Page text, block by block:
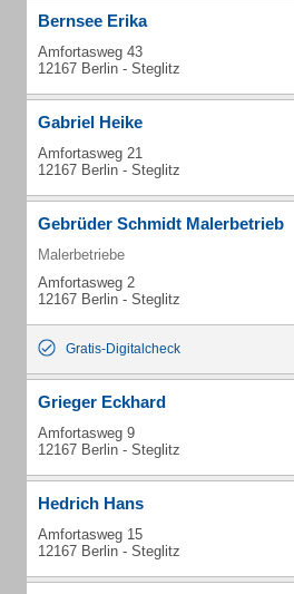
Bernsee Erika
Amfortasweg 43
12167 Berlin - Steglitz
Gabriel Heike
Amfortasweg 21
12167 Berlin - Steglitz
Gebrüder Schmidt Malerbetrieb
Malerbetriebe
Amfortasweg 2
12167 Berlin - Steglitz
Gratis-Digitalcheck
Grieger Eckhard
Amfortasweg 9
12167 Berlin - Steglitz
Hedrich Hans
Amfortasweg 15
12167 Berlin - Steglitz